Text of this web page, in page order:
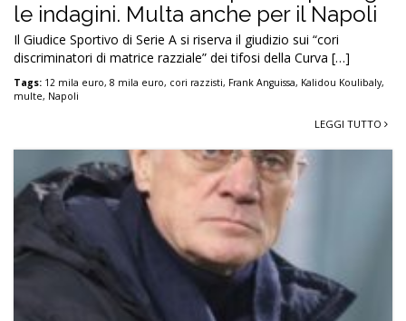
le indagini. Multa anche per il Napoli
Il Giudice Sportivo di Serie A si riserva il giudizio sui “cori
discriminatori di matrice razziale” dei tifosi della Curva […]
Tags: 12 mila euro, 8 mila euro, cori razzisti, Frank Anguissa, Kalidou Koulibaly,
multe, Napoli
LEGGI TUTTO